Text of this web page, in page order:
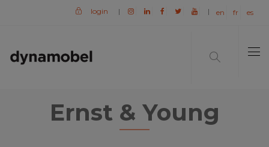
login | | en fr es
Ernst & Young